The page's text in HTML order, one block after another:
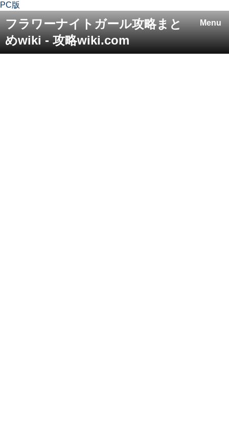
PC版
Menu
フラワーナイトガール攻略まと
めwiki - 攻略wiki.com